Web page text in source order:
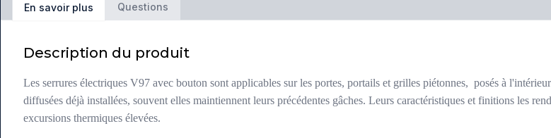
En savoir plus Questions
Description du produit
Les serrures électriques V97 avec bouton sont applicables sur les portes, portails et grilles piétonnes, posés à
diffusées déjà installées, souvent elles maintiennent leurs précédentes gâches. Leurs caractéristiques et finitions les
excursions thermiques élevées.